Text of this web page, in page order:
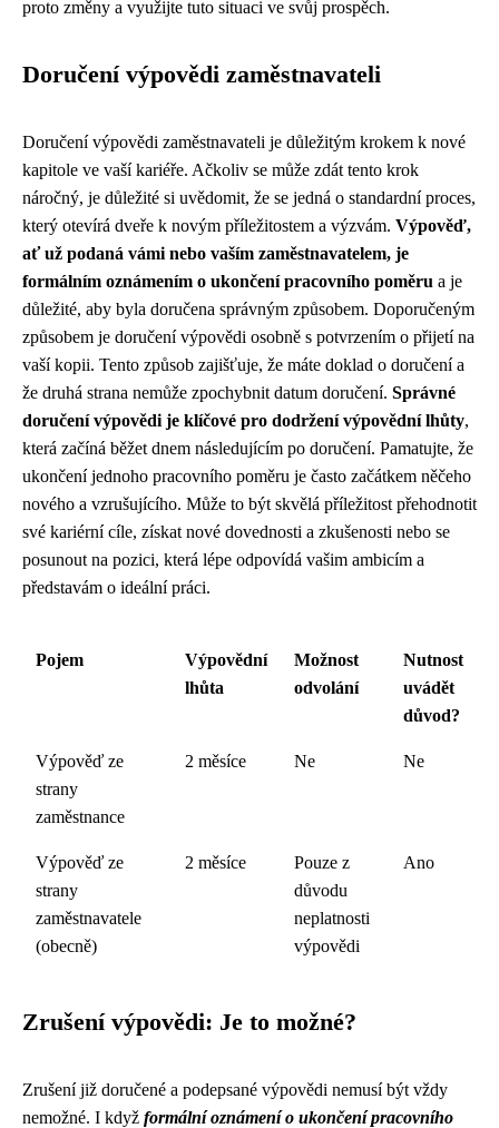
proto změny a využijte tuto situaci ve svůj prospěch.
Doručení výpovědi zaměstnavateli
Doručení výpovědi zaměstnavateli je důležitým krokem k nové
kapitole ve vaší kariéře. Ačkoliv se může zdát tento krok
náročný, je důležité si uvědomit, že se jedná o standardní proces,
který otevírá dveře k novým příležitostem a výzvám. Výpověď,
ať už podaná vámi nebo vaším zaměstnavatelem, je
formálním oznámením o ukončení pracovního poměru a je
důležité, aby byla doručena správným způsobem. Doporučeným
způsobem je doručení výpovědi osobně s potvrzením o přijetí na
vaší kopii. Tento způsob zajišťuje, že máte doklad o doručení a
že druhá strana nemůže zpochybnit datum doručení. Správné
doručení výpovědi je klíčové pro dodržení výpovědní lhůty,
která začíná běžet dnem následujícím po doručení. Pamatujte, že
ukončení jednoho pracovního poměru je často začátkem něčeho
nového a vzrušujícího. Může to být skvělá příležitost přehodnotit
své kariérní cíle, získat nové dovednosti a zkušenosti nebo se
posunout na pozici, která lépe odpovídá vašim ambicím a
představám o ideální práci.
Pojem
Výpovědní
lhůta
Možnost
odvolání
Nutnost
uvádět
důvod?
Výpověď ze
strany
zaměstnance
2 měsíce Ne Ne
Výpověď ze
strany
zaměstnavatele
(obecně)
2 měsíce
Pouze z
důvodu
neplatnosti
výpovědi
Ano
Zrušení výpovědi: Je to možné?
Zrušení již doručené a podepsané výpovědi nemusí být vždy
nemožné. I když formální oznámení o ukončení pracovního